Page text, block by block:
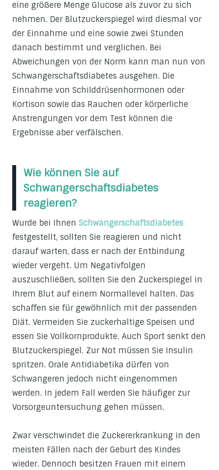
eine größere Menge Glucose als zuvor zu sich
nehmen. Der Blutzuckerspiegel wird diesmal vor
der Einnahme und eine sowie zwei Stunden
danach bestimmt und verglichen. Bei
Abweichungen von der Norm kann man nun von
Schwangerschaftsdiabetes ausgehen. Die
Einnahme von Schilddrüsenhormonen oder
Kortison sowie das Rauchen oder körperliche
Anstrengungen vor dem Test können die
Ergebnisse aber verfälschen.
Wie können Sie auf
Schwangerschaftsdiabetes
reagieren?
Wurde bei Ihnen Schwangerschaftsdiabetes
festgestellt, sollten Sie reagieren und nicht
darauf warten, dass er nach der Entbindung
wieder vergeht. Um Negativfolgen
auszuschließen, sollten Sie den Zuckerspiegel in
Ihrem Blut auf einem Normallevel halten. Das
schaffen sie für gewöhnlich mit der passenden
Diät. Vermeiden Sie zuckerhaltige Speisen und
essen Sie Vollkornprodukte. Auch Sport senkt den
Blutzuckerspiegel. Zur Not müssen Sie Insulin
spritzen. Orale Antidiabetika dürfen von
Schwangeren jedoch nicht eingenommen
werden. In jedem Fall werden Sie häufiger zur
Vorsorgeuntersuchung gehen müssen.
Zwar verschwindet die Zuckererkrankung in den
meisten Fällen nach der Geburt des Kindes
wieder. Dennoch besitzen Frauen mit einem